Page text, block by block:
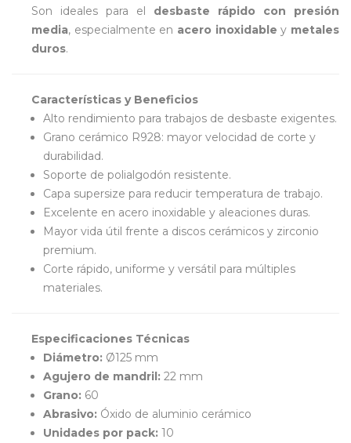
Son ideales para el desbaste rápido con presión
media, especialmente en acero inoxidable y metales
duros.
Características y Beneficios
Alto rendimiento para trabajos de desbaste exigentes.
Grano cerámico R928: mayor velocidad de corte y
durabilidad.
Soporte de polialgodón resistente.
Capa supersize para reducir temperatura de trabajo.
Excelente en acero inoxidable y aleaciones duras.
Mayor vida útil frente a discos cerámicos y zirconio
premium.
Corte rápido, uniforme y versátil para múltiples
materiales.
Especificaciones Técnicas
Diámetro: Ø125 mm
Agujero de mandril: 22 mm
Grano: 60
Abrasivo: Óxido de aluminio cerámico
Unidades por pack: 10